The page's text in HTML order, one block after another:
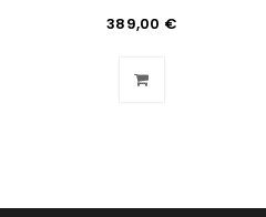
Adresse 389,00 €